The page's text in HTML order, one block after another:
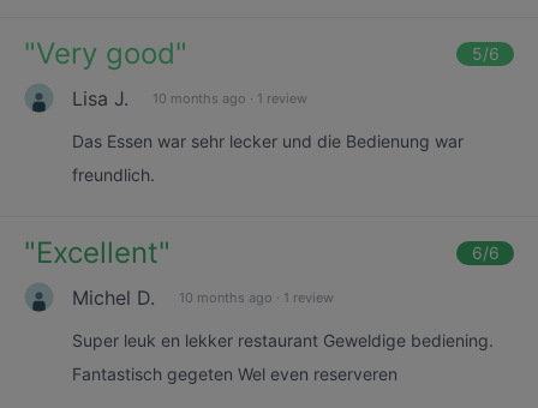
"Very good" 5/6
Lisa J. 10 months ago · 1 review
Das Essen war sehr lecker und die Bedienung war
freundlich.
"Excellent" 6/6
Michel D. 10 months ago · 1 review
Super leuk en lekker restaurant Geweldige bediening.
Fantastisch gegeten Wel even reserveren